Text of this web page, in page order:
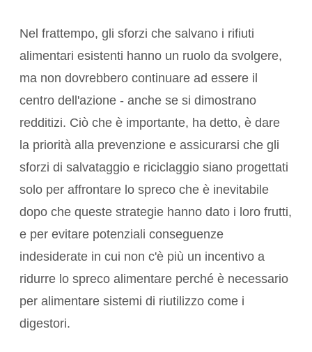
Nel frattempo, gli sforzi che salvano i rifiuti
alimentari esistenti hanno un ruolo da svolgere,
ma non dovrebbero continuare ad essere il
centro dell'azione - anche se si dimostrano
redditizi. Ciò che è importante, ha detto, è dare
la priorità alla prevenzione e assicurarsi che gli
sforzi di salvataggio e riciclaggio siano progettati
solo per affrontare lo spreco che è inevitabile
dopo che queste strategie hanno dato i loro frutti,
e per evitare potenziali conseguenze
indesiderate in cui non c'è più un incentivo a
ridurre lo spreco alimentare perché è necessario
per alimentare sistemi di riutilizzo come i
digestori.